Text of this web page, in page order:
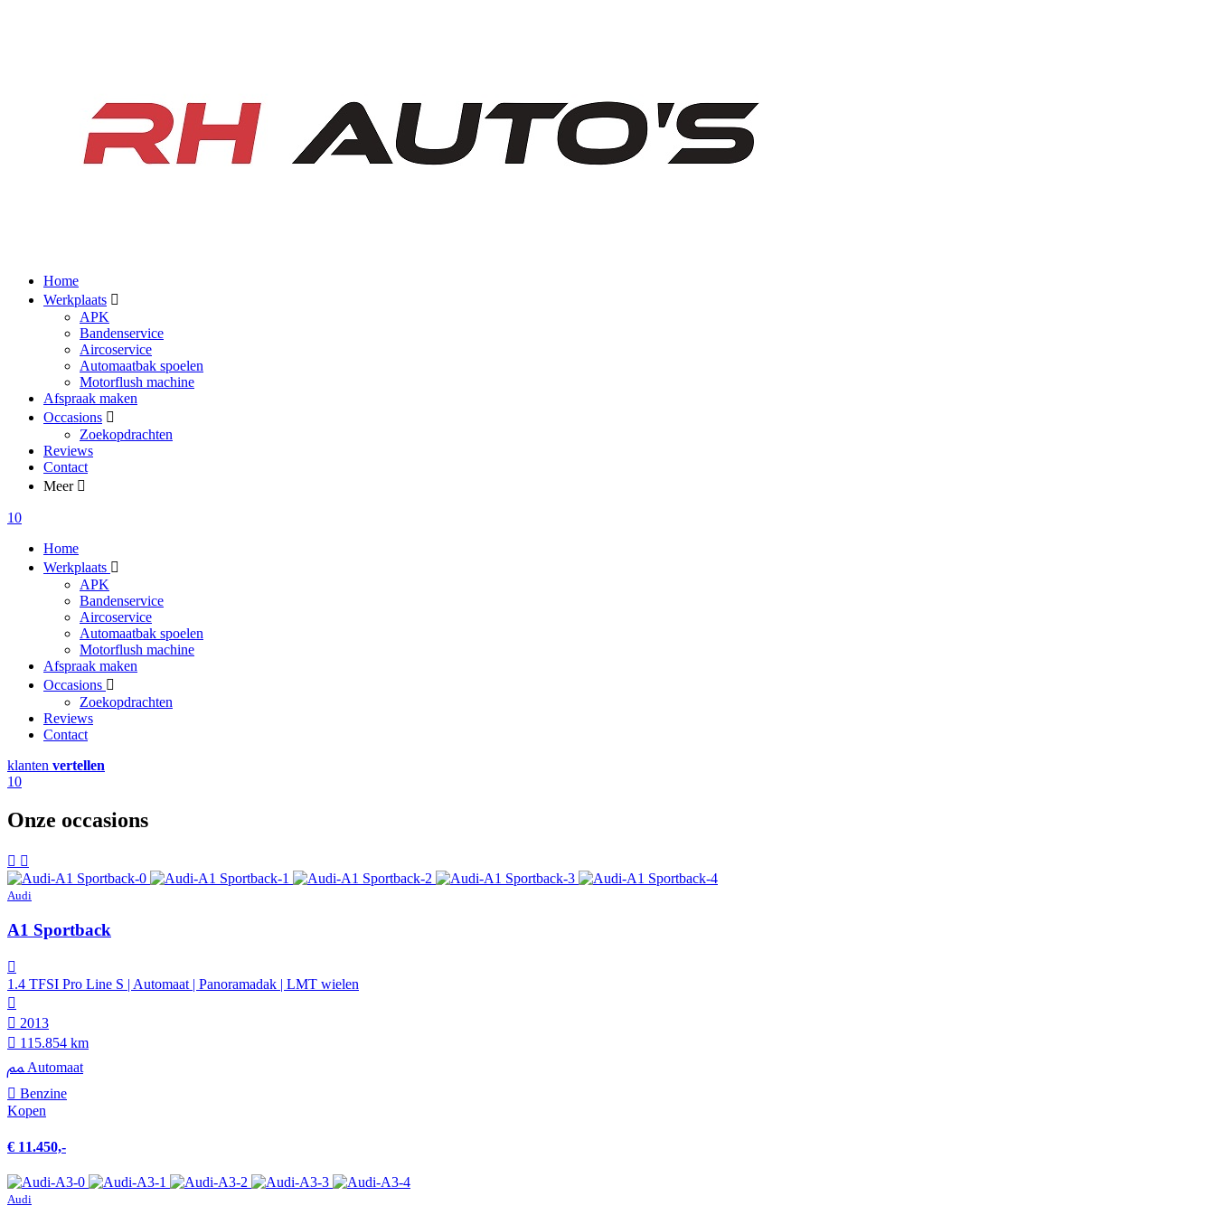
Home
Werkplaats
APK
Bandenservice
Aircoservice
Automaatbak spoelen
Motorflush machine
Afspraak maken
Occasions
Zoekopdrachten
Reviews
Contact
Meer
10
Home
Werkplaats
APK
Bandenservice
Aircoservice
Automaatbak spoelen
Motorflush machine
Afspraak maken
Occasions
Zoekopdrachten
Reviews
Contact
klanten vertellen
10
Onze occasions
Audi
A1 Sportback
1.4 TFSI Pro Line S | Automaat | Panoramadak | LMT wielen
2013
115.854 km
Automaat
Benzine
Kopen
€ 11.450,-
Audi